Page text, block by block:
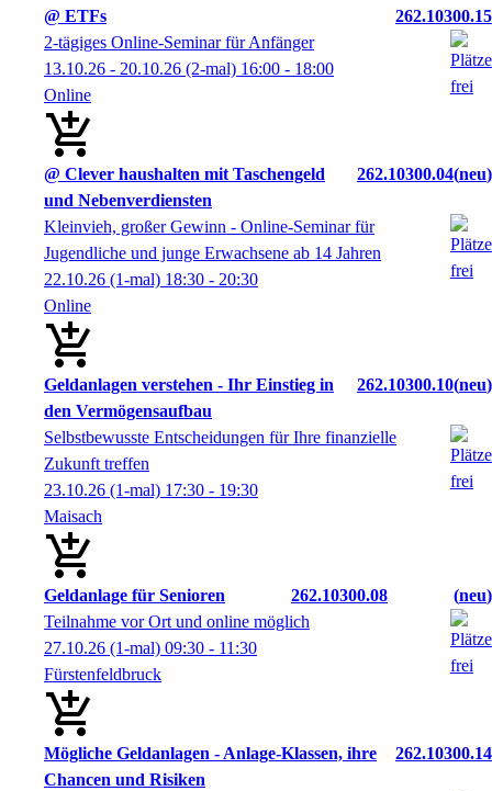
@ ETFs
262.10300.15
2-tägiges Online-Seminar für Anfänger
13.10.26 - 20.10.26 (2-mal) 16:00 - 18:00
Online
@ Clever haushalten mit Taschengeld
und Nebenverdiensten
262.10300.04 neu
Kleinvieh, großer Gewinn - Online-Seminar für
Jugendliche und junge Erwachsene ab 14 Jahren
22.10.26 (1-mal) 18:30 - 20:30
Online
Geldanlagen verstehen - Ihr Einstieg in
den Vermögensaufbau
262.10300.10 neu
Selbstbewusste Entscheidungen für Ihre finanzielle
Zukunft treffen
23.10.26 (1-mal) 17:30 - 19:30
Maisach
Geldanlage für Senioren 262.10300.08
neu
Teilnahme vor Ort und online möglich
27.10.26 (1-mal) 09:30 - 11:30
Fürstenfeldbruck
Mögliche Geldanlagen - Anlage-Klassen, ihre
Chancen und Risiken
262.10300.14